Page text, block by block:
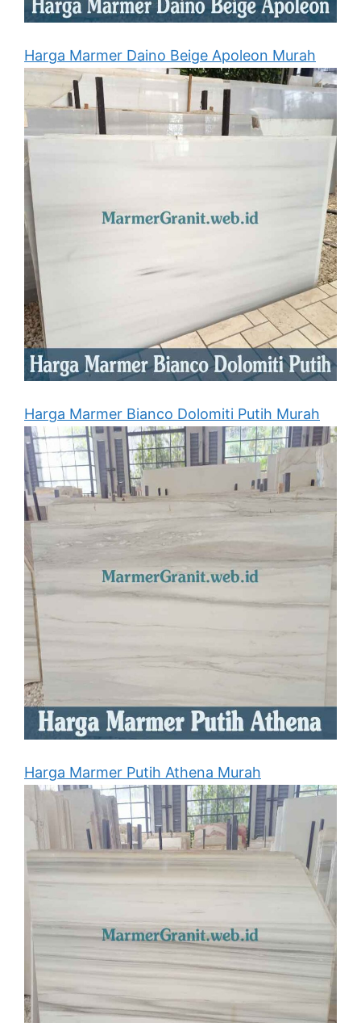
Harga Marmer Daino Beige Apoleon Murah
Harga Marmer Bianco Dolomiti Putih Murah
Harga Marmer Putih Athena Murah